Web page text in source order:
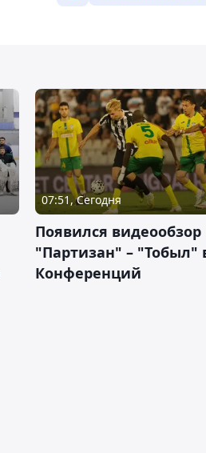
07:51, Сегодня
Появился
"Партизан" – "Тобыл"
Конференций